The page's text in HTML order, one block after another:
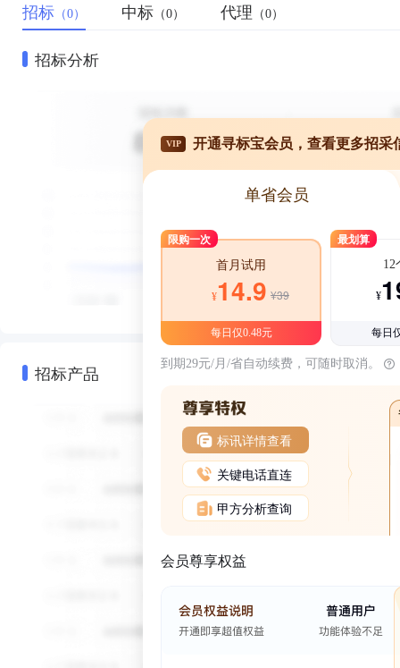
招标 （0） 中标 （0） 代理 （0）
招标分析
招标产品
VIP 开通寻标宝会员，查看更多招采
单省会员
限购一次
首月试用
¥14.9 ¥39
每日仅0.48元
最划算
12
¥
每日
到期29元/月/省自动续费，可随时取消。
标讯详情查看
关键电话直连
甲方分析查询
会员尊享权益